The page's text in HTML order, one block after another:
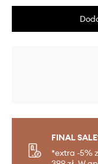
FINAL
*extra -5%